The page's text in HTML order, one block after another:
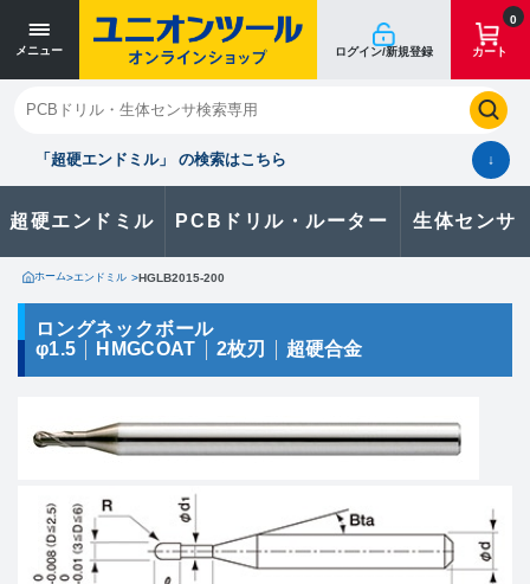
メニュー ログイン/新規登録
0
カート
「超硬エンドミル」 の検索はこちら ↓
超硬エンドミル PCBドリル・ルーター 生体センサ
閉じる
お気に入り クイックオーダー 購入履歴
製品に関するお問い合わせはこちら
カタログ一覧
ホーム>エンドミル >HGLB2015-200
ロングネックボール
φ1.5
HMGCOAT 2枚刃 超硬合金
寸法単位 [mm]
寸法単位 [mm]